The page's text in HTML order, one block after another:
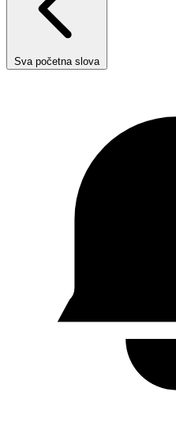
Sva početna slova